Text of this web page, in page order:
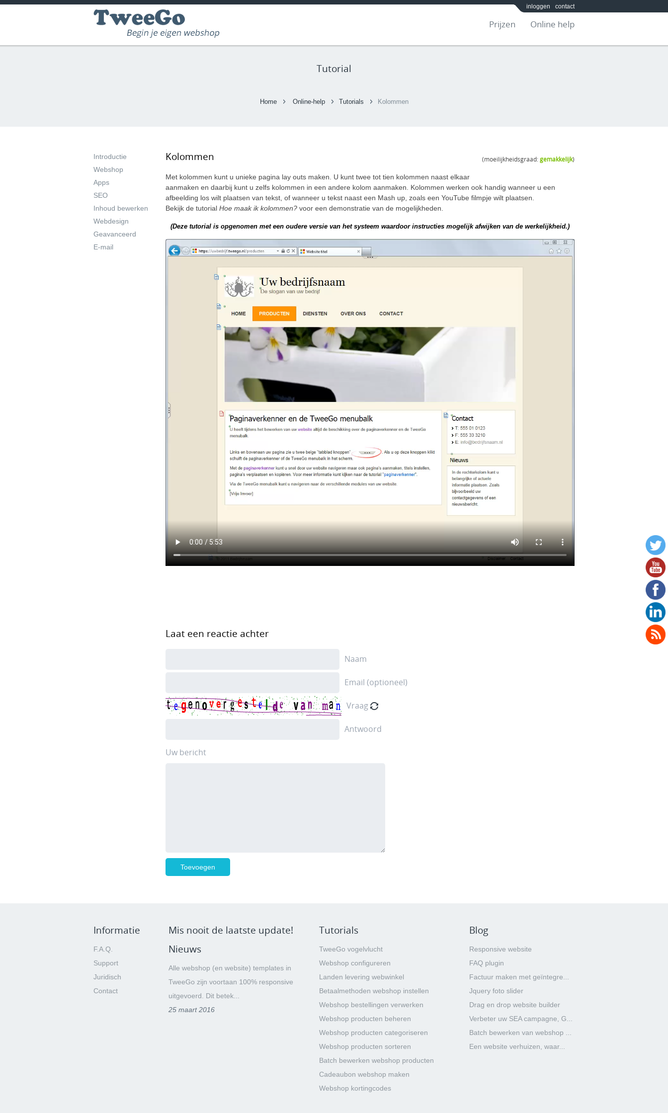
inloggen contact
Prijzen Online help
Tutorial
Home Online-help Tutorials Kolommen
Introductie
Webshop
Apps
SEO
Inhoud bewerken
Webdesign
Geavanceerd
E-mail
(moeilijkheidsgraad:gemakkelijk)
Kolommen
Met kolommen kunt u unieke pagina lay outs maken. U kunt twee tot tien kolommen naast elkaar
aanmaken en daarbij kunt u zelfs kolommen in een andere kolom aanmaken. Kolommen werken ook handig wanneer u een
afbeelding los wilt plaatsen van tekst, of wanneer u tekst naast een Mash up, zoals een YouTube filmpje wilt plaatsen.
Bekijk de tutorialHoe maak ik kolommen? voor een demonstratie van de mogelijkheden.
(Deze tutorial is opgenomen met een oudere versie van het systeem waardoor instructies mogelijk afwijken van de werkelijkheid.)
Laat een reactie achter
Naam
Email (optioneel)
Vraag
Antwoord
Uw bericht
Informatie
F.A.Q.
Support
Juridisch
Contact
Mis nooit de laatste update!
Nieuws
Alle webshop (en website) templates in
TweeGo zijn voortaan 100% responsive
uitgevoerd. Dit betek...
25 maart 2016
Tutorials
TweeGo vogelvlucht
Webshop configureren
Landen levering webwinkel
Betaalmethoden webshop instellen
Webshop bestellingen verwerken
Webshop producten beheren
Webshop producten categoriseren
Webshop producten sorteren
Batch bewerken webshop producten
Cadeaubon webshop maken
Webshop kortingcodes
Blog
Responsive website
FAQ plugin
Factuur maken met geïntegre...
Jquery foto slider
Drag en drop website builder
Verbeter uw SEA campagne, G...
Batch bewerken van webshop ...
Een website verhuizen, waar...